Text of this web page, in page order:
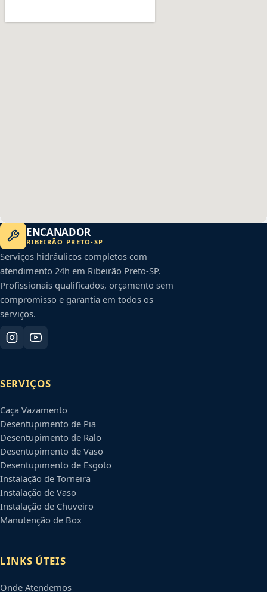
ENCANADOR
RIBEIRÃO PRETO-SP
Serviços hidráulicos completos com
atendimento 24h em Ribeirão Preto-SP.
Profissionais qualificados, orçamento sem
compromisso e garantia em todos os
serviços.
SERVIÇOS
Caça Vazamento
Desentupimento de Pia
Desentupimento de Ralo
Desentupimento de Vaso
Desentupimento de Esgoto
Instalação de Torneira
Instalação de Vaso
Instalação de Chuveiro
Manutenção de Box
LINKS ÚTEIS
Onde Atendemos